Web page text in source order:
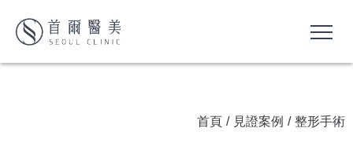
首頁 / 見證案例 / 整形手術